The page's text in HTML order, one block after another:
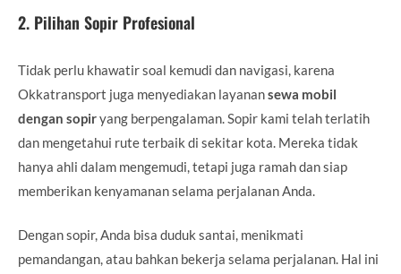
2. Pilihan Sopir Profesional
Tidak perlu khawatir soal kemudi dan navigasi, karena
Okkatransport juga menyediakan layanansewa mobil
dengan sopiryang berpengalaman. Sopir kami telah terlatih
dan mengetahui rute terbaik di sekitar kota. Mereka tidak
hanya ahli dalam mengemudi, tetapi juga ramah dan siap
memberikan kenyamanan selama perjalanan Anda.
Dengan sopir, Anda bisa duduk santai, menikmati
pemandangan, atau bahkan bekerja selama perjalanan. Hal ini